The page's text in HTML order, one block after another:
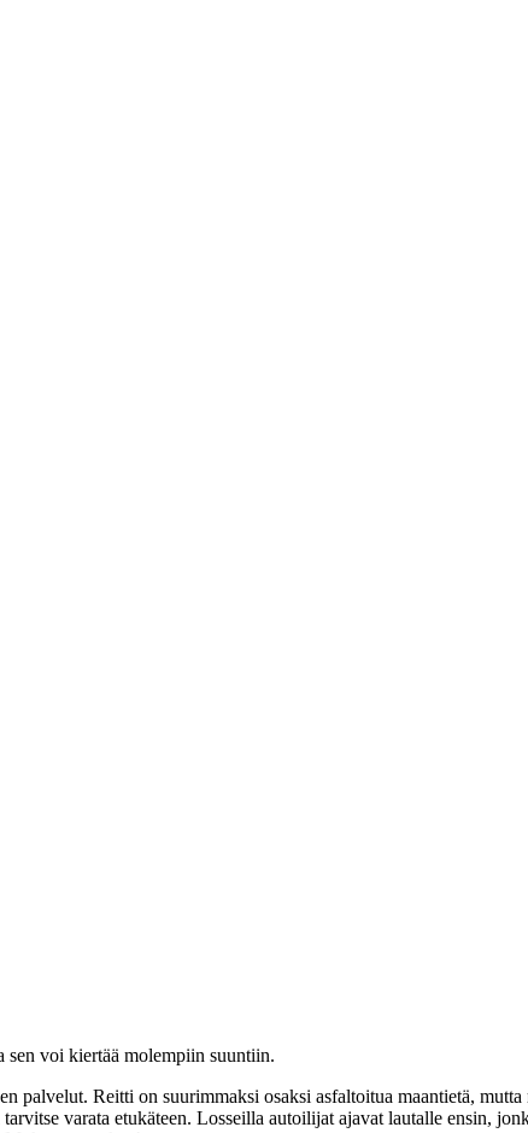
sen voi kiertää molempiin suuntiin.
Reitti on suurimmaksi osaksi asfaltoitua maantietä,
varata etukäteen. Losseilla autoilijat ajavat lautalle ensin,